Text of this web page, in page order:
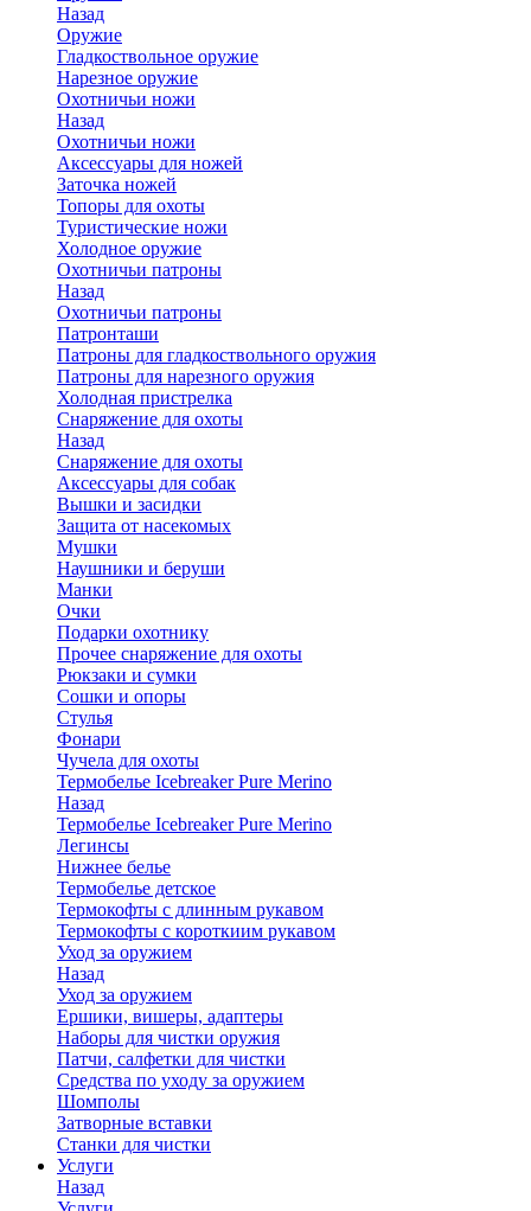
Назад
Оружие
Гладкоствольное оружие
Нарезное оружие
Охотничьи ножи
Назад
Охотничьи ножи
Аксессуары для ножей
Заточка ножей
Топоры для охоты
Туристические ножи
Холодное оружие
Охотничьи патроны
Назад
Охотничьи патроны
Патронташи
Патроны для гладкоствольного оружия
Патроны для нарезного оружия
Холодная пристрелка
Снаряжение для охоты
Назад
Снаряжение для охоты
Аксессуары для собак
Вышки и засидки
Защита от насекомых
Мушки
Наушники и беруши
Манки
Очки
Подарки охотнику
Прочее снаряжение для охоты
Рюкзаки и сумки
Сошки и опоры
Стулья
Фонари
Чучела для охоты
Термобелье Icebreaker Pure Merino
Назад
Термобелье Icebreaker Pure Merino
Легинсы
Нижнее белье
Термобелье детское
Термокофты с длинным рукавом
Термокофты с короткиим рукавом
Уход за оружием
Назад
Уход за оружием
Ершики, вишеры, адаптеры
Наборы для чистки оружия
Патчи, салфетки для чистки
Средства по уходу за оружием
Шомполы
Затворные вставки
Станки для чистки
Услуги
Назад